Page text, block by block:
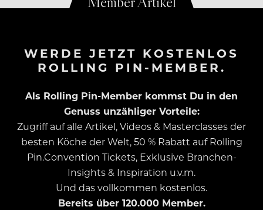
WERDE JETZT KOSTENLOS
ROLLING PIN-MEMBER.
Als Rolling Pin-Member kommst Du in den
Genuss unzähliger Vorteile:
Zugriff auf alle Artikel, Videos & Masterclasses der
besten Köche der Welt, 50 % Rabatt auf Rolling
Pin.Convention Tickets, Exklusive Branchen-
Insights & Inspiration u.v.m.
Und das vollkommen kostenlos.
Bereits über 120.000 Member.